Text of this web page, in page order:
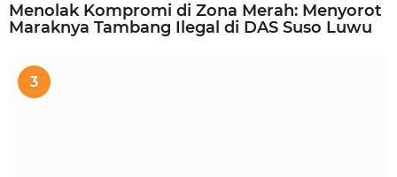
Menolak Kompromi di Zona Merah: Menyorot
Maraknya Tambang Ilegal di DAS Suso Luwu
3